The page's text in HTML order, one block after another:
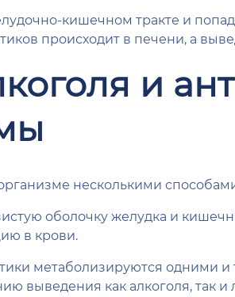
кишечном тракте и
происходит в печени, а
и
несколькими
оболочку желудка и
в крови.
метаболизируются одними
выведения как алкоголя, так и